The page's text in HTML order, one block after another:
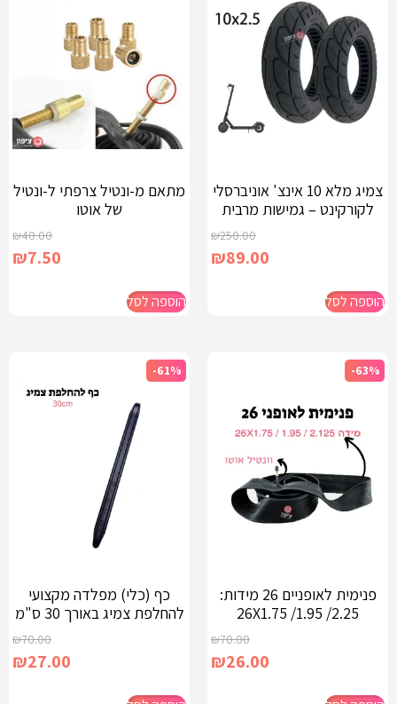
צמיג מלא 10 אינצ' אוניברסלי
לקורקינט – גמישות מרבית
₪250.00
₪89.00
הוספה לסל
מתאם מ-ונטיל צרפתי ל-ונטיל
של אוטו
₪40.00
₪7.50
הוספה לסל
-63%
פנימית לאופניים 26 מידות:
26X1.75 /1.95 /2.25
₪70.00
₪26.00
-61%
כף (כלי) מפלדה מקצועי
להחלפת צמיג באורך 30 ס"מ
₪70.00
₪27.00